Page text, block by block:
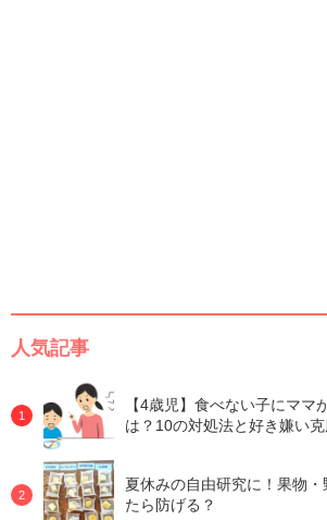
人気記事
【4歳児】食べない子にママ
は？10の対処法と好き嫌い
夏休みの自由研究に！果物
たら防げる？